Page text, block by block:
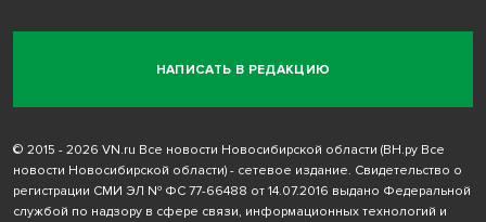
НАПИСАТЬ В РЕДАКЦИЮ
© 2015 - 2026 VN.ru Все новости Новосибирской области (ВН.ру Все
новости Новосибирской области) - сетевое издание. Свидетельство о
регистрации СМИ ЭЛ № ФС 77-66488 от 14.07.2016 выдано Федеральной
службой по надзору в сфере связи, информационных технологий и